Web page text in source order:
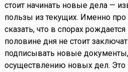
стоит начинать новые дела —
пользы из текущих. Именно
сказать, что в спорах
половине дня не стоит
подписывать новые документы,
осуществлению новых дел. Это